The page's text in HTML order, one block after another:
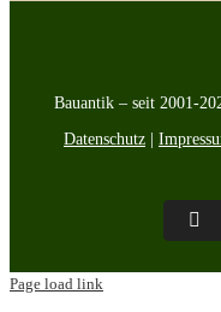
Bauantik – seit 2001-
Datenschutz
Page load link